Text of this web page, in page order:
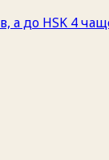
а до HSK 4